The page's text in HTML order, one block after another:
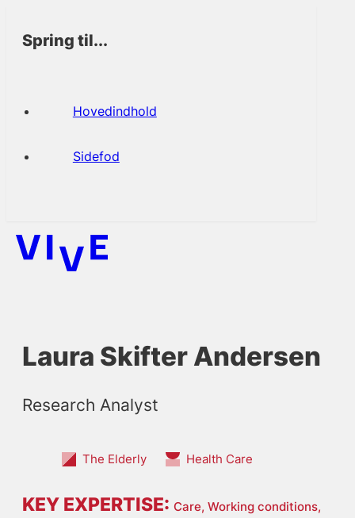
Spring til...
Hovedindhold
Sidefod
Laura Skifter Andersen
Research Analyst
The Elderly Health Care
KEY EXPERTISE: Care, Working conditions,